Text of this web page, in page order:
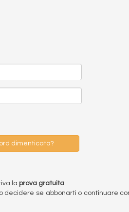
dimenticata?
la prova gratuita.
decidere se abbonarti o continuare